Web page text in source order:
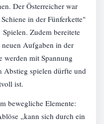
Der Österreicher war
in der Fünferkette"
Zudem bereitete
Aufgaben in der
werden mit Spannung
Abstieg spielen dürfte und
ist.
bewegliche Elemente:
„kann sich durch ein